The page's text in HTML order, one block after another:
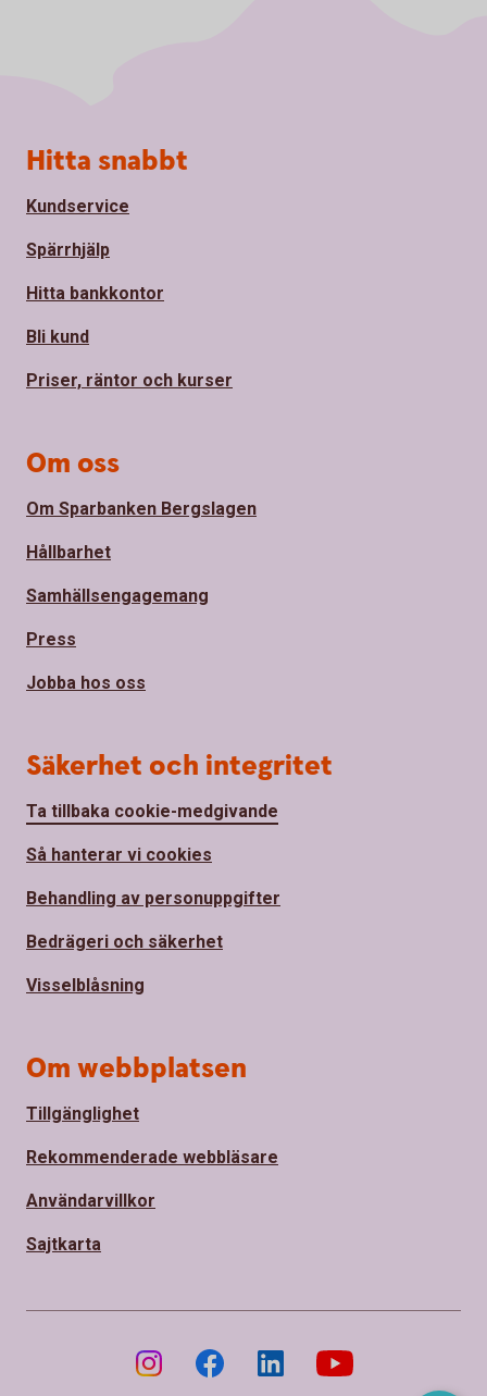
Sidfot
Hitta snabbt
Kundservice
Spärrhjälp
Hitta bankkontor
Bli kund
Priser, räntor och kurser
Om oss
Om Sparbanken Bergslagen
Hållbarhet
Samhällsengagemang
Press
Jobba hos oss
Säkerhet och integritet
Ta tillbaka cookie-medgivande
Så hanterar vi cookies
Behandling av personuppgifter
Bedrägeri och säkerhet
Visselblåsning
Om webbplatsen
Tillgänglighet
Rekommenderade webbläsare
Användarvillkor
Sajtkarta